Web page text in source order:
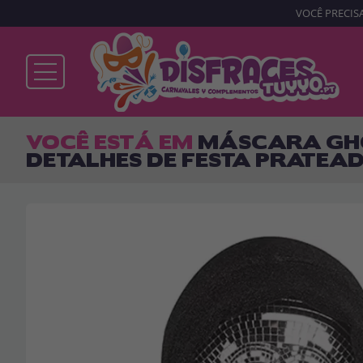
Já sou cliente
VOCÊ
VOCÊ ESTÁ EM MÁSCARA
DETALHES DE FESTA